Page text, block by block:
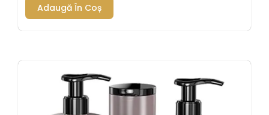
Adaugă În Coș